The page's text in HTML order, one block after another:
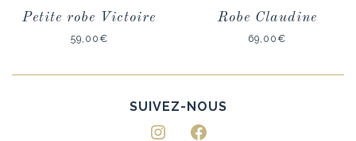
Petite robe Victoire
59,00 €
Robe Claudine
69,00 €
Instagram Facebook